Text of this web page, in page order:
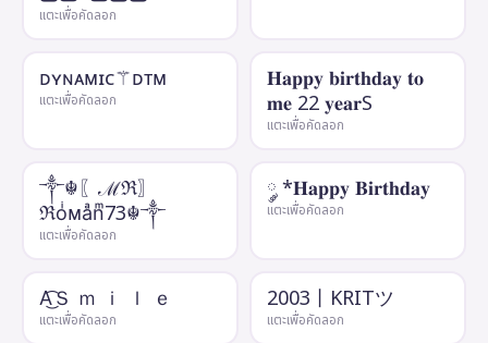
แตะเพื่อคัดลอก
ᴅʏɴᴀᴍɪᴄ⚚ᴅᴛᴍ
แตะเพื่อคัดลอก
𝐇𝐚𝐩𝐩𝐲 𝐛𝐢𝐫𝐭𝐡𝐝𝐚𝐲 𝐭𝐨
𝐦𝐞 22 𝐲𝐞𝐚𝐫S
แตะเพื่อคัดลอก
༒☬〖ℳℜ〗
ℜoͥᴍaͣnͫ73☬༒
แตะเพื่อคัดลอก
༘ *𝐇𝐚𝐩𝐩𝐲 𝐁𝐢𝐫𝐭𝐡𝐝𝐚𝐲
แตะเพื่อคัดลอก
A͜͡Ｓ ｍ ｉ ｌ ｅ
แตะเพื่อคัดลอก
2003丨KRITツ
แตะเพื่อคัดลอก